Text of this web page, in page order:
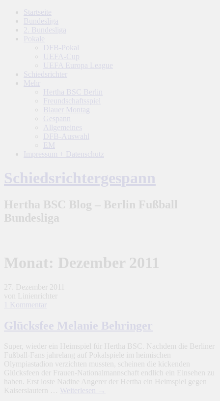
Startseite
Bundesliga
2. Bundesliga
Pokale
DFB-Pokal
UEFA-Cup
UEFA Europa League
Schiedsrichter
Mehr
Hertha BSC Berlin
Freundschaftsspiel
Blauer Montag
Gespann
Allgemeines
DFB-Auswahl
EM
Impressum + Datenschutz
Schiedsrichtergespann
Hertha BSC Blog – Berlin Fußball
Bundesliga
Monat: Dezember 2011
27. Dezember 2011
von Linienrichter
1 Kommentar
Glücksfee Melanie Behringer
Super, wieder ein Heimspiel für Hertha BSC. Nachdem die Berliner
Fußball-Fans jahrelang auf Pokalspiele im heimischen
Olympiastadion verzichten mussten, scheinen die kickenden
Glücksfeen der Frauen-Nationalmannschaft endlich ein Einsehen zu
haben. Erst loste Nadine Angerer der Hertha ein Heimspiel gegen
Kaiserslautern … Weiterlesen →